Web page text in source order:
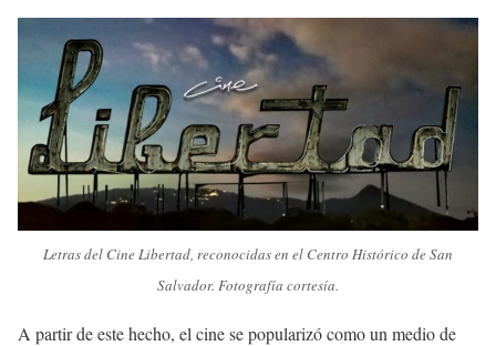
Letras del Cine Libertad, reconocidas en el Centro Histórico de San
Salvador. Fotografía cortesía.
A partir de este hecho, el cine se popularizó como un medio de